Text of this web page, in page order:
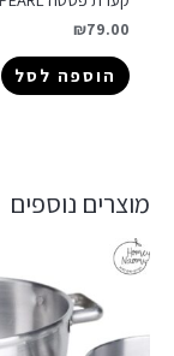
₪79.00
הוספה לסל
מוצרים נוספים